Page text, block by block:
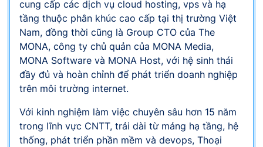
cung cấp các dịch vụ cloud hosting, vps và hạ
tầng thuộc phân khúc cao cấp tại thị trường Việt
Nam, đồng thời cũng là Group CTO của The
MONA, công ty chủ quản của MONA Media,
MONA Software và MONA Host, với hệ sinh thái
đầy đủ và hoàn chỉnh để phát triển doanh nghiệp
trên môi trường internet.
Với kinh nghiệm làm việc chuyên sâu hơn 15 năm
trong lĩnh vực CNTT, trải dài từ mảng hạ tầng, hệ
thống, phát triển phần mềm và devops, Thoại